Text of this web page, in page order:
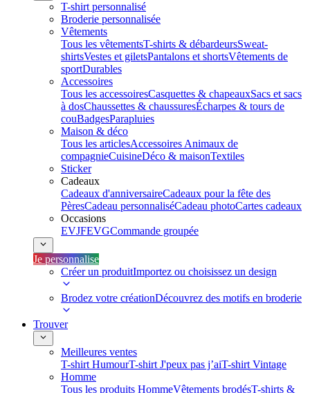
T-shirt personnalisé
Broderie personnalisée
Vêtements
Tous les vêtementsT-shirts & débardeursSweat-
shirtsVestes et giletsPantalons et shortsVêtements de
sportDurables
Accessoires
Tous les accessoiresCasquettes & chapeauxSacs et sacs
à dosChaussettes & chaussuresÉcharpes & tours de
couBadgesParapluies
Maison & déco
Tous les articlesAccessoires Animaux de
compagnieCuisineDéco & maisonTextiles
Sticker
Cadeaux
Cadeaux d'anniversaireCadeaux pour la fête des
PèresCadeau personnaliséCadeau photoCartes cadeaux
Occasions
EVJFEVGCommande groupée
Je personnalise
Créer un produitImportez ou choisissez un design
Brodez votre créationDécouvrez des motifs en broderie
Trouver
Meilleures ventes
T-shirt HumourT-shirt J'peux pas j’aiT-shirt Vintage
Homme
Tous les produits HommeVêtements brodésT-shirts &